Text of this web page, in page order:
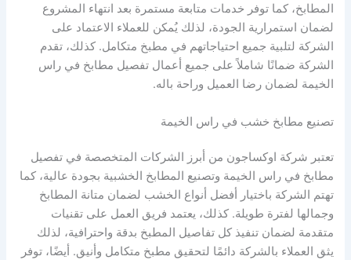
المطابخ، كما توفر خدمات متابعة مستمرة بعد انتهاء المشروع
لضمان استمرارية الجودة، لذلك يُمكن للعملاء الاعتماد على
الشركة لتلبية جميع احتياجاتهم في مطبخ متكامل. كذلك، تقدم
الشركة ضمانًا شاملاً على جميع أعمال تفصيل مطابخ في راس
الخيمة لضمان رضا العميل وراحة باله.
تصنيع مطابخ خشب في راس الخيمة
تعتبر شركة اوكساجون من أبرز الشركات المتخصصة في تفصيل
مطابخ في راس الخيمة وتصنيع المطابخ الخشبية بجودة عالية، كما
تهتم الشركة باختيار أفضل أنواع الخشب لضمان متانة المطابخ
وجمالها لفترة طويلة. كذلك، يعتمد فريق العمل على تقنيات
متقدمة لضمان تنفيذ كل تفاصيل المطبخ بدقة واحترافية، لذلك
يثق العملاء بالشركة دائمًا لتحقيق مطبخ متكامل وأنيق. أيضًا، توفر